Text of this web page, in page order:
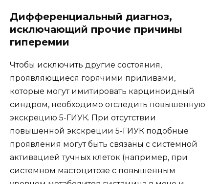
Дифференциальный диагноз,
исключающий прочие причины
гиперемии
Чтобы исключить другие состояния,
проявляющиеся горячими приливами,
которые могут имитировать карциноидный
синдром, необходимо отследить повышенную
экскрецию 5-ГИУК. При отсутствии
повышенной экскреции 5-ГИУК подобные
проявления могут быть связаны с системной
активацией тучных клеток (например, при
системном мастоцитозе с повышенным